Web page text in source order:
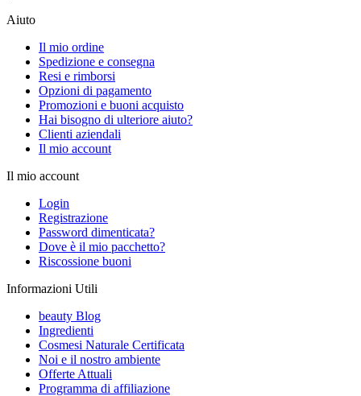
Aiuto
Il mio ordine
Spedizione e consegna
Resi e rimborsi
Opzioni di pagamento
Promozioni e buoni acquisto
Hai bisogno di ulteriore aiuto?
Clienti aziendali
Il mio account
Il mio account
Login
Registrazione
Password dimenticata?
Dove è il mio pacchetto?
Riscossione buoni
Informazioni Utili
beauty Blog
Ingredienti
Cosmesi Naturale Certificata
Noi e il nostro ambiente
Offerte Attuali
Programma di affiliazione